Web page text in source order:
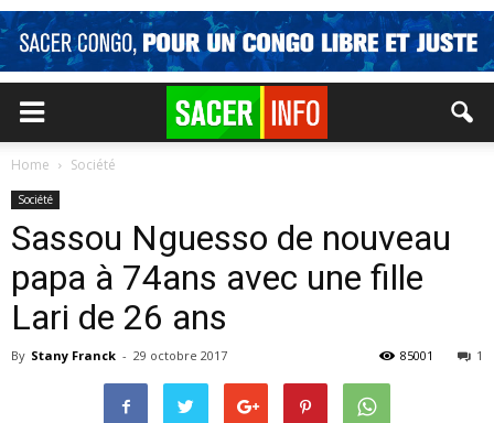
Home Société
Société
Sassou Nguesso de nouveau
papa à 74ans avec une fille
Lari de 26 ans
By Stany Franck - 29 octobre 2017 1
85001